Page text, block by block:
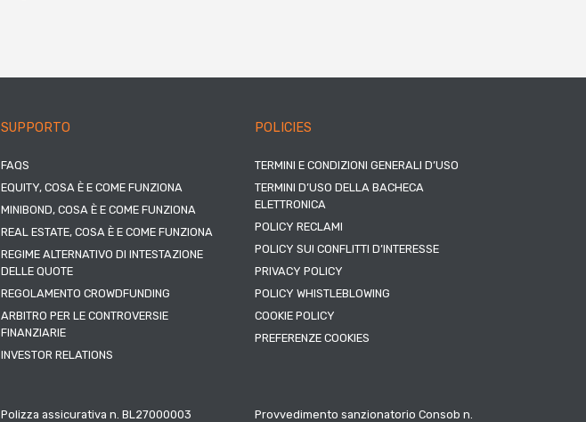
SUPPORTO
FAQS
EQUITY, COSA È E COME FUNZIONA
MINIBOND, COSA È E COME FUNZIONA
REAL ESTATE, COSA È E COME FUNZIONA
REGIME ALTERNATIVO DI INTESTAZIONE
DELLE QUOTE
REGOLAMENTO CROWDFUNDING
ARBITRO PER LE CONTROVERSIE
FINANZIARIE
INVESTOR RELATIONS
POLICIES
TERMINI E CONDIZIONI GENERALI D’USO
TERMINI D’USO DELLA BACHECA
ELETTRONICA
POLICY RECLAMI
POLICY SUI CONFLITTI D’INTERESSE
PRIVACY POLICY
POLICY WHISTLEBLOWING
COOKIE POLICY
PREFERENZE COOKIES
Polizza assicurativa n. BL27000003
Provvedimento sanzionatorio Consob n.